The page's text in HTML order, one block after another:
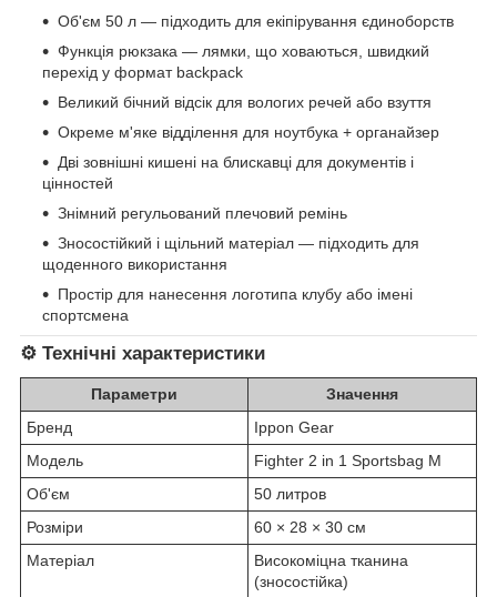
Об'єм 50 л — підходить для екіпірування єдиноборств
Функція рюкзака — лямки, що ховаються, швидкий
перехід у формат backpack
Великий бічний відсік для вологих речей або взуття
Окреме м'яке відділення для ноутбука + органайзер
Дві зовнішні кишені на блискавці для документів і
цінностей
Знімний регульований плечовий ремінь
Зносостійкий і щільний матеріал — підходить для
щоденного використання
Простір для нанесення логотипа клубу або імені
спортсмена
⚙️ Технічні характеристики
Параметри
Значення
Бренд
Ippon Gear
Модель
Fighter 2 in 1 Sportsbag M
Об'єм
50 литров
Розміри
60 × 28 × 30 см
Матеріал
Високоміцна тканина
(зносостійка)